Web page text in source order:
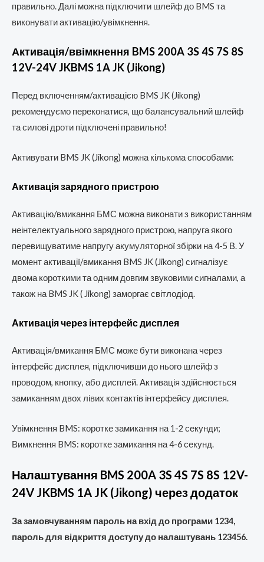
правильно. Далі можна підключити шлейф до BMS та
виконувати активацію/увімкнення.
Активація/ввімкнення BMS 200A 3S 4S 7S 8S
12V-24V JKBMS 1A JK (Jikong)
Перед включенням/активацією BMS JK (Jikong)
рекомендуємо переконатися, що балансувальний шлейф
та силові дроти підключені правильно!
Активувати BMS JK (Jikong) можна кількома способами:
Активація зарядного пристрою
Активацію/вмикання БМС можна виконати з використанням
неінтелектуального зарядного пристрою, напруга якого
перевищуватиме напругу акумуляторної збірки на 4-5 В. У
момент активації/вмикання BMS JK (Jikong) сигналізує
двома короткими та одним довгим звуковими сигналами, а
також на BMS JK ( Jikong) заморгає світлодіод.
Активація через інтерфейс дисплея
Активація/вмикання БМС може бути виконана через
інтерфейс дисплея, підключивши до нього шлейф з
проводом, кнопку, або дисплей. Активація здійснюється
замиканням двох лівих контактів інтерфейсу дисплея.
Увімкнення BMS: коротке замикання на 1-2 секунди;
Вимкнення BMS: коротке замикання на 4-6 секунд.
Налаштування BMS 200A 3S 4S 7S 8S 12V-
24V JKBMS 1A JK (Jikong) через додаток
За замовчуванням пароль на вхід до програми 1234,
пароль для відкриття доступу до налаштувань 123456.